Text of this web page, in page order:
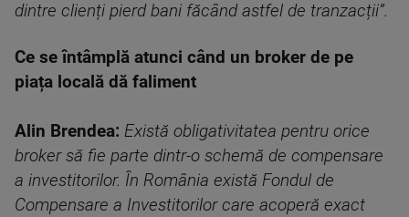
dintre clienți pierd bani făcând astfel de tranzacții”.
Ce se întâmplă atunci când un broker de pe
piața locală dă faliment
Alin Brendea: Există obligativitatea pentru orice
broker să fie parte dintr-o schemă de compensare
a investitorilor. În România există Fondul de
Compensare a Investitorilor care acoperă exact